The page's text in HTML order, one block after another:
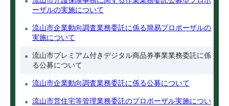
ーザルの実施について
流山市企業動向調査業務委託に係る簡易プロポーザルの
実施について
流山市プレミアム付きデジタル商品券事業業務委託に係
る公募について
流山市企業動向調査業務委託に係る公募について
流山市営住宅等管理業務委託のプロポーザル実施につい